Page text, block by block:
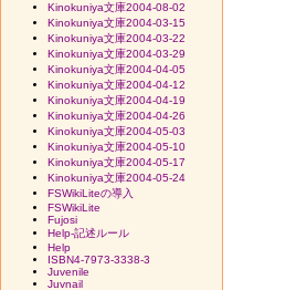
Kinokuniya文庫2004-08-02
Kinokuniya文庫2004-03-15
Kinokuniya文庫2004-03-22
Kinokuniya文庫2004-03-29
Kinokuniya文庫2004-04-05
Kinokuniya文庫2004-04-12
Kinokuniya文庫2004-04-19
Kinokuniya文庫2004-04-26
Kinokuniya文庫2004-05-03
Kinokuniya文庫2004-05-10
Kinokuniya文庫2004-05-17
Kinokuniya文庫2004-05-24
FSWikiLiteの導入
FSWikiLite
Fujosi
Help-記述ルール
Help
ISBN4-7973-3338-3
Juvenile
Juvnail